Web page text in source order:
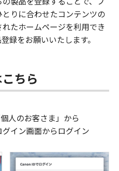
りに合わせたコンテンツの
たホームページを利用でき
録をお願いいたします。
ちら
人のお客さま」から
イン画面からログイン